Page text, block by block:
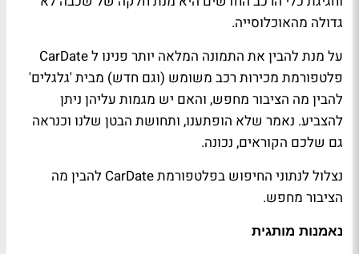
גדולה מהאוכלוסייה.
על מנת להבין את התמונה המלאה יותר פנינו לCarDate
פלטפורמת מכירות רכב משומש (וגם חדש) מבית 'גלגלים'
להבין מה הציבור מחפש, והאם יש מגמות עליהן ניתן
להצביע. נאמר שלא הופתענו, ותחושת הבטן שלנו וכנראה
גם שלכם הקוראים, נכונה.
נצלול לנתוני החיפוש בפלטפורמתCarDate להבין מה
הציבור מחפש.
נאמנות מותגית